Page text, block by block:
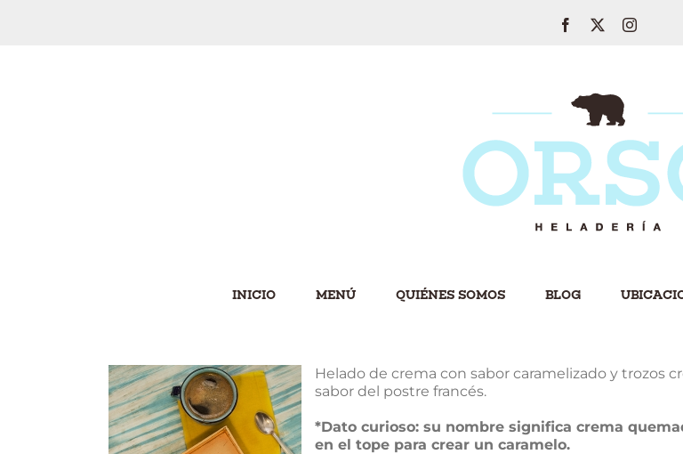
Facebook
TwitterInstagram
INICIO MENÚ QUIÉNES SOMOS BLOG
Helado de crema con sabor caramelizado y trozos
sabor del postre francés.
*Dato curioso: su nombre significa crema
en el tope para crear un caramelo.